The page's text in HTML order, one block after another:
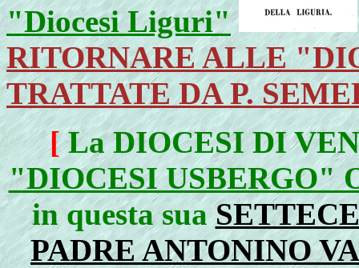
"Diocesi Liguri"
RITORNARE ALLE
TRATTATE DA P.
[La DIOCESI DI
"DIOCESI USBERGO"
in questa sua
PADRE ANTONINO